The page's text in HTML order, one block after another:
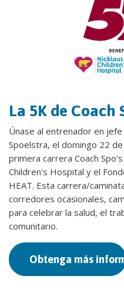
La 5K de Coach
Únase al entrenador en
Spoelstra, el domingo 22
primera carrera Coach
Children's Hospital y el
HEAT. Esta carrera/
corredores ocasionales,
para celebrar la salud, el
comunitario.
Obtenga más